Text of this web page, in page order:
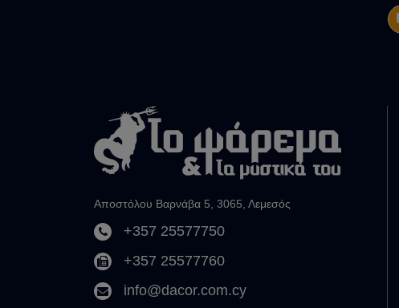
Αποστόλου Βαρνάβα 5, 3065, Λεμεσός
+357 25577750
+357 25577760
info@dacor.com.cy